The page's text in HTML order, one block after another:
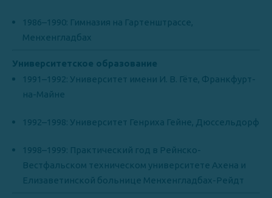
1986–1990: Гимназия на Гартенштрассе,
Менхенгладбах
Университетское образование
1991–1992: Университет имени И. В. Гёте, Франкфурт-
на-Майне
1992–1998: Университет Генриха Гейне, Дюссельдорф
1998–1999: Практический год в Рейнско-
Вестфальском техническом университете Ахена и
Елизаветинской больнице Менхенгладбах-Рейдт